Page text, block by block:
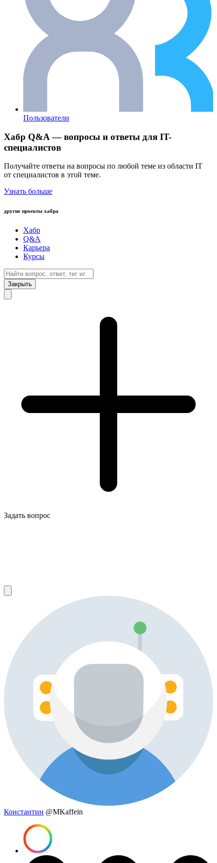
Пользователи
Хабр Q&A — вопросы и ответы для IT-
специалистов
Получайте ответы на вопросы по любой теме из области IT
от специалистов в этой теме.
Узнать больше
другие проекты хабра
Хабр
Q&A
Карьера
Курсы
Закрыть
Задать вопрос
Константин @MKaffein